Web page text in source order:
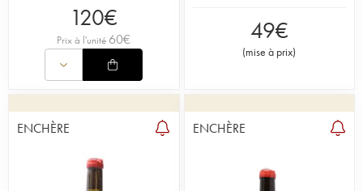
120€
Prix à l'unité 60€ 49€
(mise à prix)
ENCHÈRE ENCHÈRE